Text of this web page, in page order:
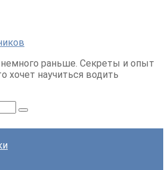
немного раньше. Секреты и опыт
хочет научиться водить